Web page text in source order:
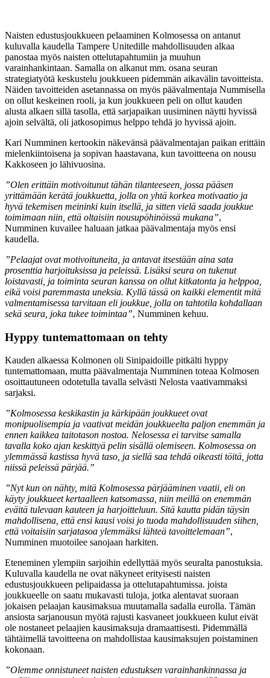
Naisten edustusjoukkueen pelaaminen Kolmosessa on antanut
kuluvalla kaudella Tampere Unitedille mahdollisuuden alkaa
panostaa myös naisten ottelutapahtumiin ja muuhun
varainhankintaan. Samalla on alkanut mm. osana seuran
strategiatyötä keskustelu joukkueen pidemmän aikavälin tavoitteista.
Näiden tavoitteiden asetannassa on myös päävalmentaja Nummisella
on ollut keskeinen rooli, ja kun joukkueen peli on ollut kauden
alusta alkaen sillä tasolla, että sarjapaikan uusiminen näytti hyvissä
ajoin selvältä, oli jatkosopimus helppo tehdä jo hyvissä ajoin.
Kari Numminen kertookin näkevänsä päävalmentajan paikan erittäin
mielenkiintoisena ja sopivan haastavana, kun tavoitteena on nousu
Kakkoseen jo lähivuosina.
”Olen erittäin motivoitunut tähän tilanteeseen, jossa pääsen
yrittämään kerätä joukkuetta, jolla on yhtä korkea motivaatio ja
hyvä tekemisen meininki kuin itsellä, ja sitten vielä saada joukkue
toimimaan niin, että oltaisiin nousupöhinöissä mukana”,
Numminen kuvailee haluaan jatkaa päävalmentaja myös ensi
kaudella.
”Pelaajat ovat motivoituneita, ja antavat itsestään aina sata
prosenttia harjoituksissa ja peleissä. Lisäksi seura on tukenut
loistavasti, ja toiminta seuran kanssa on ollut kitkatonta ja helppoa,
eikä voisi paremmasta uneksia. Kyllä tässä on kaikki elementit mitä
valmentamisessa tarvitaan eli joukkue, jolla on tahtotila kohdallaan
sekä seura, joka tukee toimintaa”, Numminen kehuu.
Hyppy tuntemattomaan on tehty
Kauden alkaessa Kolmonen oli Sinipaidoille pitkälti hyppy
tuntemattomaan, mutta päävalmentaja Numminen toteaa Kolmosen
osoittautuneen odotetulla tavalla selvästi Nelosta vaativammaksi
sarjaksi.
”Kolmosessa keskikastin ja kärkipään joukkueet ovat
monipuolisempia ja vaativat meidän joukkueelta paljon enemmän ja
ennen kaikkea taitotason nostoa. Nelosessa ei tarvitse samalla
tavalla koko ajan keskittyä pelin sisällä olemiseen. Kolmosessa on
ylemmässä kastissa hyvä taso, ja siellä saa tehdä oikeasti töitä, jotta
niissä peleissä pärjää.”
”Nyt kun on nähty, mitä Kolmosessa pärjääminen vaatii, eli on
käyty joukkueet kertaalleen katsomassa, niin meillä on enemmän
eväitä tulevaan kauteen ja harjoitteluun. Sitä kautta pidän täysin
mahdollisena, että ensi kausi voisi jo tuoda mahdollisuuden siihen,
että voitaisiin sarjatasoa ylemmäksi lähteä tavoittelemaan”,
Numminen muotoilee sanojaan harkiten.
Eteneminen ylempiin sarjoihin edellyttää myös seuralta panostuksia.
Kuluvalla kaudella ne ovat näkyneet erityisesti naisten
edustusjoukkueen pelipaidassa ja ottelutapahtumissa. joista
joukkueelle on saatu mukavasti tuloja, jotka alentavat suoraan
jokaisen pelaajan kausimaksua muutamalla sadalla eurolla. Tämän
ansiosta sarjanousun myötä rajusti kasvaneet joukkueen kulut eivät
ole nostaneet pelaajien kausimaksuja dramaattisesti. Pidemmällä
tähtäimellä tavoitteena on mahdollistaa kausimaksujen poistaminen
kokonaan.
”Olemme onnistuneet naisten edustuksen varainhankinnassa ja